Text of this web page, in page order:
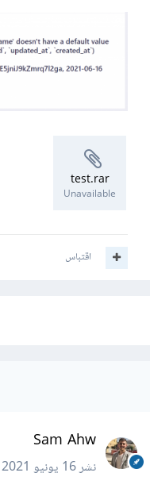
test.rar
Unavailable
اقتباس
Sam Ahw
نشر16 يونيو 2021